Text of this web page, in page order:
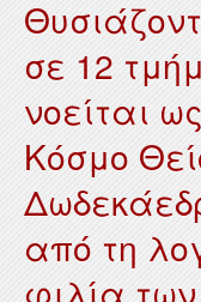
σε 12
νοείται
Κόσμο
από τη
φιλία